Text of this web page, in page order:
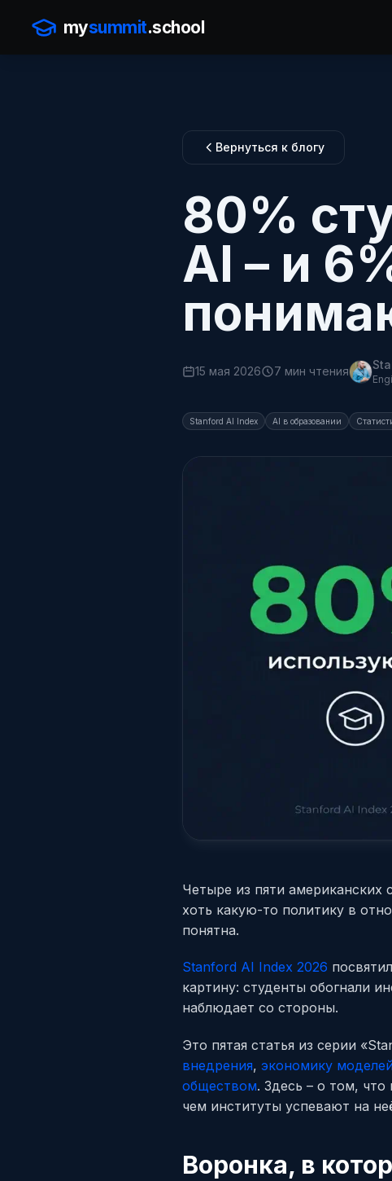
mysummit.school
Вернуться к блогу
80%
AI – и
15 мая 2026 7 мин чтения
Stanford AI Index AI в образовании
Четыре из пяти
хоть какую-то политику в
понятна.
Stanford AI Index 2026
картину: студенты обогнали
наблюдает со стороны.
Это пятая статья из серии
внедрения, экономику моделей
обществом. Здесь – о том, что
чем институты успевают на
Воронка, в